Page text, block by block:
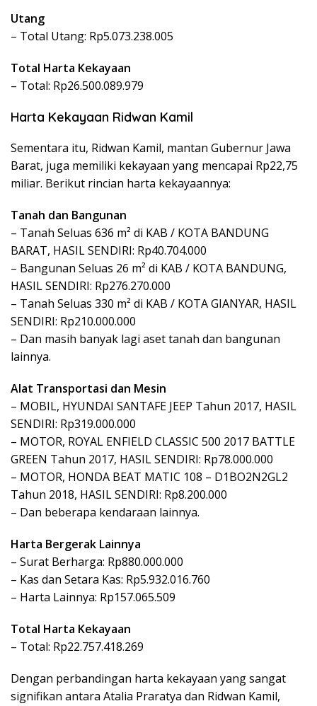
Utang
– Total Utang: Rp5.073.238.005
Total Harta Kekayaan
– Total: Rp26.500.089.979
Harta Kekayaan Ridwan Kamil
Sementara itu, Ridwan Kamil, mantan Gubernur Jawa
Barat, juga memiliki kekayaan yang mencapai Rp22,75
miliar. Berikut rincian harta kekayaannya:
Tanah dan Bangunan
– Tanah Seluas 636 m² di KAB / KOTA BANDUNG
BARAT, HASIL SENDIRI: Rp40.704.000
– Bangunan Seluas 26 m² di KAB / KOTA BANDUNG,
HASIL SENDIRI: Rp276.270.000
– Tanah Seluas 330 m² di KAB / KOTA GIANYAR, HASIL
SENDIRI: Rp210.000.000
– Dan masih banyak lagi aset tanah dan bangunan
lainnya.
Alat Transportasi dan Mesin
– MOBIL, HYUNDAI SANTAFE JEEP Tahun 2017, HASIL
SENDIRI: Rp319.000.000
– MOTOR, ROYAL ENFIELD CLASSIC 500 2017 BATTLE
GREEN Tahun 2017, HASIL SENDIRI: Rp78.000.000
– MOTOR, HONDA BEAT MATIC 108 – D1BO2N2GL2
Tahun 2018, HASIL SENDIRI: Rp8.200.000
– Dan beberapa kendaraan lainnya.
Harta Bergerak Lainnya
– Surat Berharga: Rp880.000.000
– Kas dan Setara Kas: Rp5.932.016.760
– Harta Lainnya: Rp157.065.509
Total Harta Kekayaan
– Total: Rp22.757.418.269
Dengan perbandingan harta kekayaan yang sangat
signifikan antara Atalia Praratya dan Ridwan Kamil,